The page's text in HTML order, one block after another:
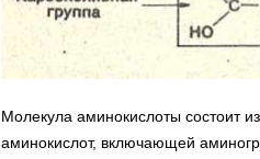
Молекула аминокислоты состоит
аминокислот, включающей